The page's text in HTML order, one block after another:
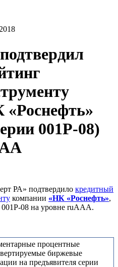
001Р-08)
РА» подтвердило кредитный
компании «НК «Роснефть»,
08 на уровне ruAAA.
процентные
биржевые
на предъявителя серии